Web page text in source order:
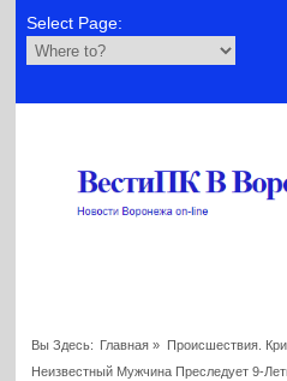
Select Page:
Вы Здесь: Главная » Происшествия.
Неизвестный Мужчина Преследует 9-